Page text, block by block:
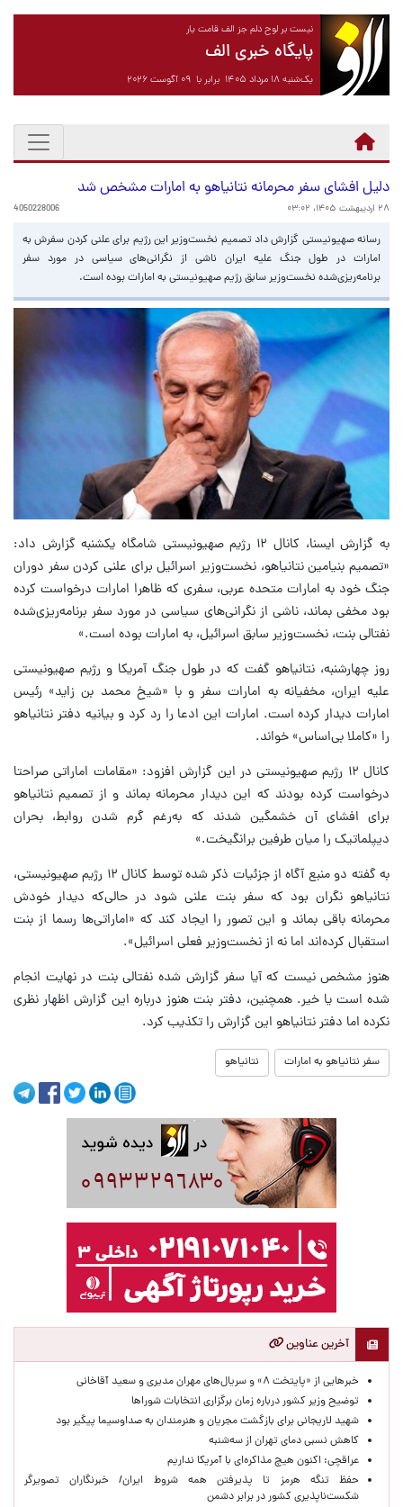
نیست بر لوح دلم جز الف قامت یار
پایگاه خبری الف
یک‌شنبه ۱۸ مرداد ۱۴۰۵ برابر با ۰۹ آگوست ۲۰۲۶
دلیل افشای سفر محرمانه نتانیاهو به امارات مشخص شد
۲۸ اردیبهشت ۱۴۰۵، ۰۳:۰۲ 4050228006
رسانه صهیونیستی گزارش داد تصمیم نخست‌وزیر این رژیم برای علنی کردن سفرش به
امارات در طول جنگ علیه ایران ناشی از نگرانی‌های سیاسی در مورد سفر
برنامه‌ریزی‌شده نخست‌وزیر سابق رژیم صهیونیستی به امارات بوده است.
به گزارش ایسنا، کانال ۱۲ رژیم صهیونیستی شامگاه یکشنبه گزارش داد:
«تصمیم بنیامین نتانیاهو، نخست‌وزیر اسرائیل برای علنی کردن سفر دوران
جنگ خود به امارات متحده عربی، سفری که ظاهرا امارات درخواست کرده
بود مخفی بماند، ناشی از نگرانی‌های سیاسی در مورد سفر برنامه‌ریزی‌شده
نفتالی بنت، نخست‌وزیر سابق اسرائیل، به امارات بوده است.»
روز چهارشنبه، نتانیاهو گفت که در طول جنگ آمریکا و رژیم صهیونیستی
علیه ایران، مخفیانه به امارات سفر و با «شیخ محمد بن زاید» رئیس
امارات دیدار کرده است. امارات این ادعا را رد کرد و بیانیه دفتر نتانیاهو
را «کاملا بی‌اساس» خواند.
کانال ۱۲ رژیم صهیونیستی در این گزارش افزود: «مقامات اماراتی صراحتا
درخواست کرده بودند که این دیدار محرمانه بماند و از تصمیم نتانیاهو
برای افشای آن خشمگین شدند که به‌رغم گرم شدن روابط، بحران
دیپلماتیک را میان طرفین برانگیخت.»
به گفته دو منبع آگاه از جزئیات ذکر شده توسط کانال ۱۲ رژیم صهیونیستی،
نتانیاهو نگران بود که سفر بنت علنی شود در حالی‌که دیدار خودش
محرمانه باقی بماند و این تصور را ایجاد کند که «اماراتی‌ها رسما از بنت
استقبال کرده‌اند اما نه از نخست‌وزیر فعلی اسرائیل».
هنوز مشخص نیست که آیا سفر گزارش شده نفتالی بنت در نهایت انجام
شده است یا خیر. همچنین، دفتر بنت هنوز درباره این گزارش اظهار نظری
نکرده اما دفتر نتانیاهو این گزارش را تکذیب کرد.
سفر نتانیاهو به امارات نتانیاهو
آخرین عناوین
خبرهایی از «پایتخت ۸» و سریال‌های مهران مدیری و سعید آقاخانی
توضیح وزیر کشور درباره زمان برگزاری انتخابات شوراها
شهید لاریجانی برای بازگشت مجریان و هنرمندان به صداوسیما پیگیر بود
کاهش نسبی دمای تهران از سه‌شنبه
عراقچی: اکنون هیچ مذاکره‌ای با آمریکا نداریم
حفظ تنگه هرمز تا پذیرفتن همه شروط ایران/ خبرنگاران تصویرگر
شکست‌ناپذیری کشور در برابر دشمن